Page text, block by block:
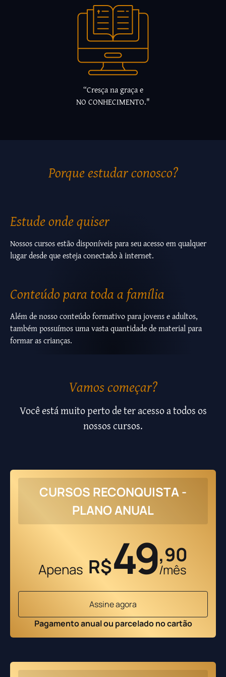
“Cresça na graça e
NO CONHECIMENTO."
Porque estudar conosco?
Estude onde quiser
Nossos cursos estão disponíveis para seu acesso em qualquer
lugar desde que esteja conectado à internet.
Conteúdo para toda a família
Além de nosso conteúdo formativo para jovens e adultos,
também possuímos uma vasta quantidade de material para
formar as crianças.
Vamos começar?
Você está muito perto de ter acesso a todos os
nossos cursos.
CURSOS RECONQUISTA -
PLANO ANUAL
Apenas R$49,90
/mês
Assine agora
Pagamento anual ou parcelado no cartão